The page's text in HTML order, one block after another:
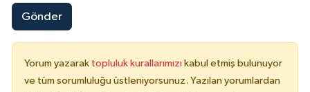
Gönder
Yorum yazarak topluluk kurallarımızı kabul etmiş bulunuyor
ve tüm sorumluluğu üstleniyorsunuz. Yazılan yorumlardan